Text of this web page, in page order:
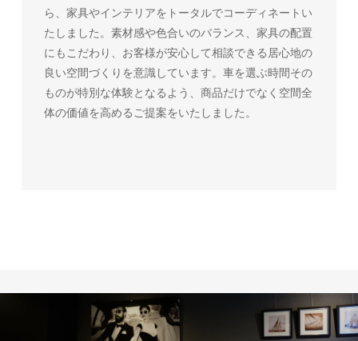
ら、家具やインテリアをトータルでコーディネートい
たしました。素材感や色合いのバランス、家具の配置
にもこだわり、お客様が安心して相談できる居心地の
良い空間づくりを意識しています。車を選ぶ時間その
ものが特別な体験となるよう、商品だけでなく空間全
体の価値を高めるご提案をいたしました。